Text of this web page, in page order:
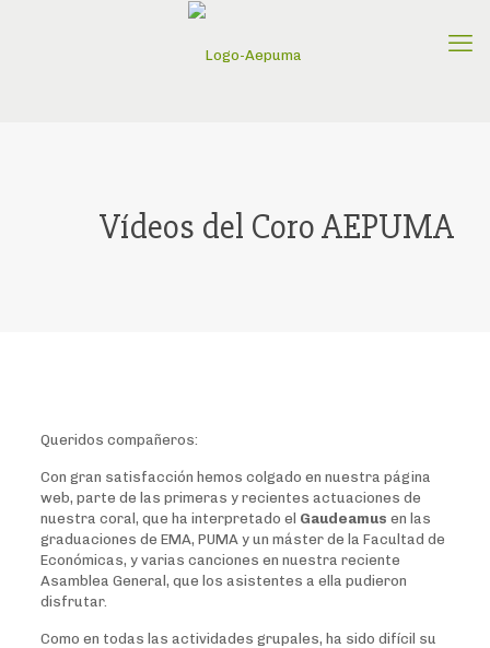
Vídeos del Coro AEPUMA
Queridos compañeros:
Con gran satisfacción hemos colgado en nuestra página
web, parte de las primeras y recientes actuaciones de
nuestra coral, que ha interpretado el Gaudeamus en las
graduaciones de EMA, PUMA y un máster de la Facultad de
Económicas, y varias canciones en nuestra reciente
Asamblea General, que los asistentes a ella pudieron
disfrutar.
Como en todas las actividades grupales, ha sido difícil su